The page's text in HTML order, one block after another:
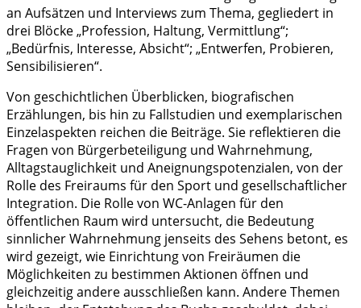
an Aufsätzen und Interviews zum Thema, gegliedert in
drei Blöcke „Profession, Haltung, Vermittlung“;
„Bedürfnis, Interesse, Absicht“; „Entwerfen, Probieren,
Sensibilisieren“.
Von geschichtlichen Überblicken, biografischen
Erzählungen, bis hin zu Fallstudien und exemplarischen
Einzelaspekten reichen die Beiträge. Sie reflektieren die
Fragen von Bürgerbeteiligung und Wahrnehmung,
Alltagstauglichkeit und Aneignungspotenzialen, von der
Rolle des Freiraums für den Sport und gesellschaftlicher
Integration. Die Rolle von WC-Anlagen für den
öffentlichen Raum wird untersucht, die Bedeutung
sinnlicher Wahrnehmung jenseits des Sehens betont, es
wird gezeigt, wie Einrichtung von Freiräumen die
Möglichkeiten zu bestimmen Aktionen öffnen und
gleichzeitig andere ausschließen kann. Andere Themen